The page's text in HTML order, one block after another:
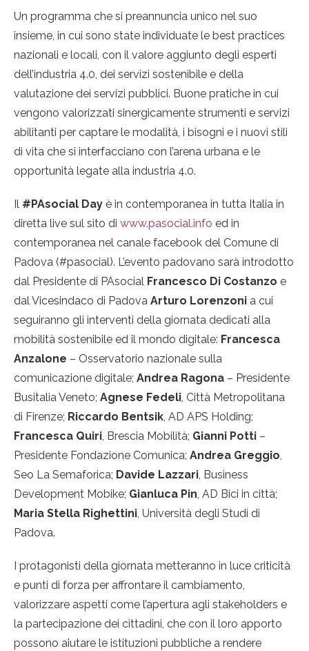
Un programma che si preannuncia unico nel suo
insieme, in cui sono state individuate le best practices
nazionali e locali, con il valore aggiunto degli esperti
dell’industria 4.0, dei servizi sostenibile e della
valutazione dei servizi pubblici. Buone pratiche in cui
vengono valorizzati sinergicamente strumenti e servizi
abilitanti per captare le modalità, i bisogni e i nuovi stili
di vita che si interfacciano con l’arena urbana e le
opportunità legate alla industria 4.0.
Il #PAsocial Day è in contemporanea in tutta Italia in
diretta live sul sito di www.pasocial.info ed in
contemporanea nel canale facebook del Comune di
Padova (#pasocial). L’evento padovano sarà introdotto
dal Presidente di PAsocial Francesco Di Costanzo e
dal Vicesindaco di Padova Arturo Lorenzoni a cui
seguiranno gli interventi della giornata dedicati alla
mobilità sostenibile ed il mondo digitale: Francesca
Anzalone – Osservatorio nazionale sulla
comunicazione digitale; Andrea Ragona – Presidente
Busitalia Veneto; Agnese Fedeli, Città Metropolitana
di Firenze; Riccardo Bentsik, AD APS Holding;
Francesca Quiri, Brescia Mobilità; Gianni Potti –
Presidente Fondazione Comunica; Andrea Greggio,
Seo La Semaforica; Davide Lazzari, Business
Development Mobike; Gianluca Pin, AD Bici in città;
Maria Stella Righettini, Università degli Studi di
Padova.
I protagonisti della giornata metteranno in luce criticità
e punti di forza per affrontare il cambiamento,
valorizzare aspetti come l’apertura agli stakeholders e
la partecipazione dei cittadini, che con il loro apporto
possono aiutare le istituzioni pubbliche a rendere